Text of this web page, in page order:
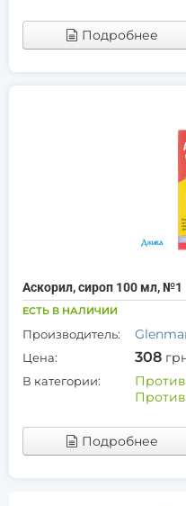
Подробнее
Аскорил, сироп 100 мл, №1
ЕСТЬ В НАЛИЧИИ
Производитель:
Цена: 308
В категории:
Подробнее